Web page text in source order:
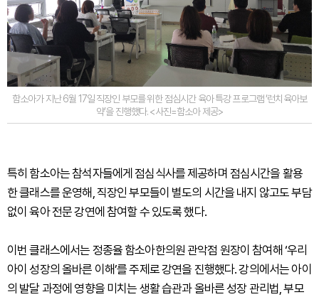
함소아가 지난 6월 17일 직장인 부모를 위한 점심시간 육아 특강 프로그램 ‘런치육아보
약’을 진행했다. <사진=함소아 제공>
특히 함소아는 참석자들에게 점심식사를 제공하며 점심시간을 활용
한 클래스를 운영해, 직장인 부모들이 별도의 시간을 내지 않고도 부담
없이 육아 전문 강연에 참여할 수 있도록 했다.
이번 클래스에서는 정종율 함소아한의원 관악점 원장이 참여해 ‘우리
아이 성장의 올바른 이해’를 주제로 강연을 진행했다. 강의에서는 아이
의 발달 과정에 영향을 미치는 생활 습관과 올바른 성장 관리법, 부모